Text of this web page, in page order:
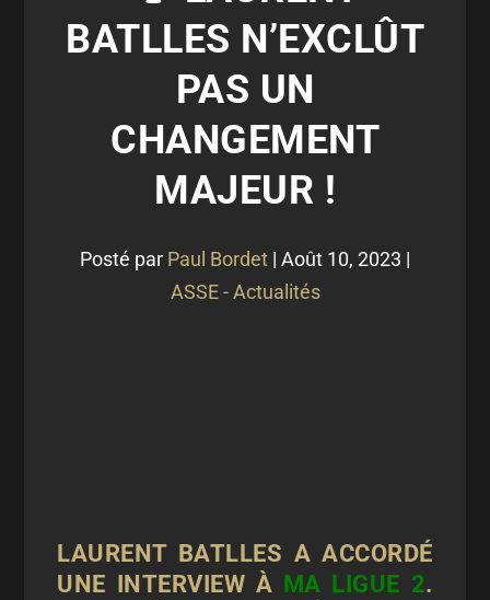
BATLLES N’EXCLÛT
PAS UN
CHANGEMENT
MAJEUR !
Posté par Paul Bordet | Août 10, 2023 |
ASSE - Actualités
LAURENT BATLLES A ACCORDÉ
UNE INTERVIEW À MA LIGUE 2.